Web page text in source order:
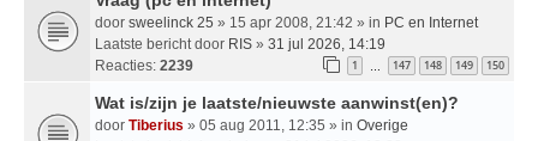
door sweelinck 25 » 15 apr 2008, 21:42 » in PC en Internet
Laatste bericht door RIS » 31 jul 2026, 14:19
Reacties: 2239 1 … 147 148 149 150
Wat is/zijn je laatste/nieuwste aanwinst(en)?
door Tiberius » 05 aug 2011, 12:35 » in Overige